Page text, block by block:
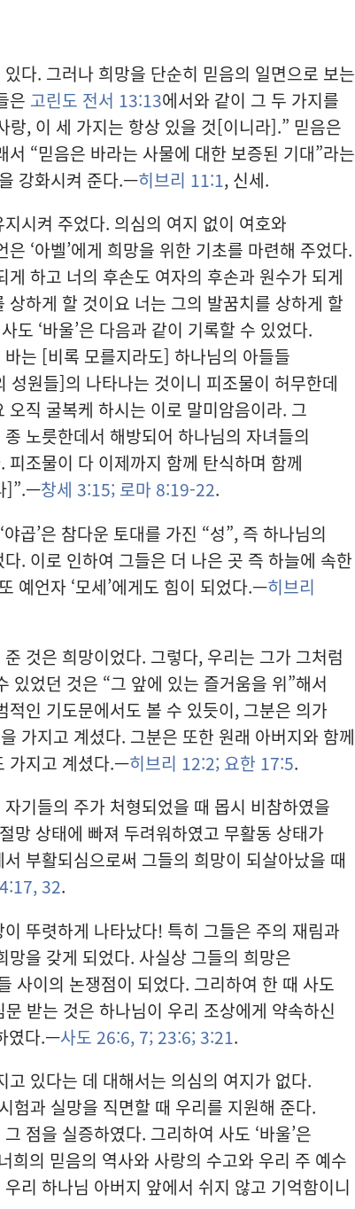
다. 그러나 희망을 단순히 믿음의 일면으로 보는
은 고린도 전서 13:13에서와 같이 그 두 가지를
랑, 이 세 가지는 항상 있을 것[이니라].” 믿음은
“믿음은 바라는 사물에 대한 보증된 기대”라는
강화시켜 준다.—히브리 11:1, 신세.
시켜 주었다. 의심의 여지 없이 여호와
은 ‘아벨’에게 희망을 위한 기초를 마련해 주었다.
하고 너의 후손도 여자의 후손과 원수가 되게
하게 할 것이요 너는 그의 발꿈치를 상하게 할
도 ‘바울’은 다음과 같이 기록할 수 있었다.
는 [비록 모를지라도] 하나님의 아들들
성원들]의 나타나는 것이니 피조물이 허무한데
오직 굴복케 하시는 이로 말미암음이라. 그
노릇한데서 해방되어 하나님의 자녀들의
조물이 다 이제까지 함께 탄식하며 함께
]”.—창세 3:15; 로마 8:19-22.
야곱’은 참다운 토대를 가진 “성”, 즉 하나님의
. 이로 인하여 그들은 더 나은 곳 즉 하늘에 속한
예언자 ‘모세’에게도 힘이 되었다.—히브리
것은 희망이었다. 그렇다, 우리는 그가 그처럼
있었던 것은 “그 앞에 있는 즐거움을 위”해서
적인 기도문에서도 볼 수 있듯이, 그분은 의가
가지고 계셨다. 그분은 또한 원래 아버지와 함께
가지고 계셨다.—히브리 12:2; 요한 17:5.
기들의 주가 처형되었을 때 몹시 비참하였을
망 상태에 빠져 두려워하였고 무활동 상태가
부활되심으로써 그들의 희망이 되살아났을 때
32.
뚜렷하게 나타났다! 특히 그들은 주의 재림과
망을 갖게 되었다. 사실상 그들의 희망은
사이의 논쟁점이 되었다. 그리하여 한 때 사도
문 받는 것은 하나님이 우리 조상에게 약속하신
였다.—사도 26:6, 7; 23:6; 3:21.
고 있다는 데 대해서는 의심의 여지가 없다.
험과 실망을 직면할 때 우리를 지원해 준다.
점을 실증하였다. 그리하여 사도 ‘바울’은
희의 믿음의 역사와 사랑의 수고와 우리 주 예수
리 하나님 아버지 앞에서 쉬지 않고 기억함이니